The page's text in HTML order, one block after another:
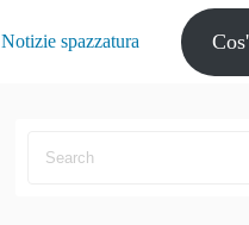
Notizie spazzatura